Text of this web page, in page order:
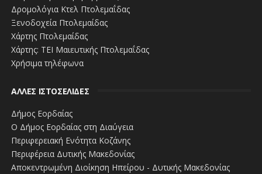
Δρομολόγια Κτελ Πτολεμαΐδας
Ξενοδοχεία Πτολεμαίδας
Χάρτης Πτολεμαίδας
Χάρτης: ΤΕΙ Μαιευτικής Πτολεμαΐδας
Χρήσιμα τηλέφωνα
ΑΛΛΕΣ ΙΣΤΟΣΕΛΙΔΕΣ
Δήμος Εορδαίας
Ο Δήμος Εορδαίας στη Διαύγεια
Περιφερειακή Ενότητα Κοζάνης
Περιφέρεια Δυτικής Μακεδονίας
Αποκεντρωμένη Διοίκηση Ηπείρου - Δυτικής Μακεδονίας